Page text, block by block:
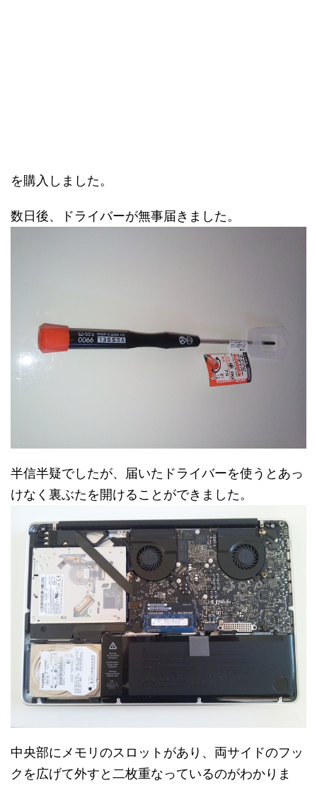
を購入しました。
数日後、ドライバーが無事届きました。
半信半疑でしたが、届いたドライバーを使うとあっ
けなく裏ぶたを開けることができました。
中央部にメモリのスロットがあり、両サイドのフッ
クを広げて外すと二枚重なっているのがわかりま